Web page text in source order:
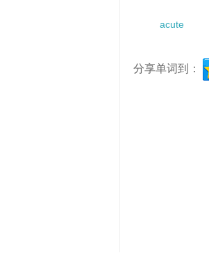
acute
分享单词到：